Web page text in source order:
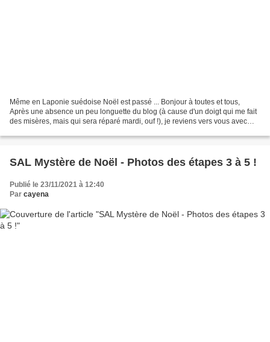
Même en Laponie suédoise Noël est passé ... Bonjour à toutes et tous,
Après une absence un peu longuette du blog (à cause d'un doigt qui me fait
des misères, mais qui sera réparé mardi, ouf !), je reviens vers vous avec
SAL Mystère de Noël - Photos des étapes 3 à 5 !
Publié le 23/11/2021 à 12:40
Par cayena